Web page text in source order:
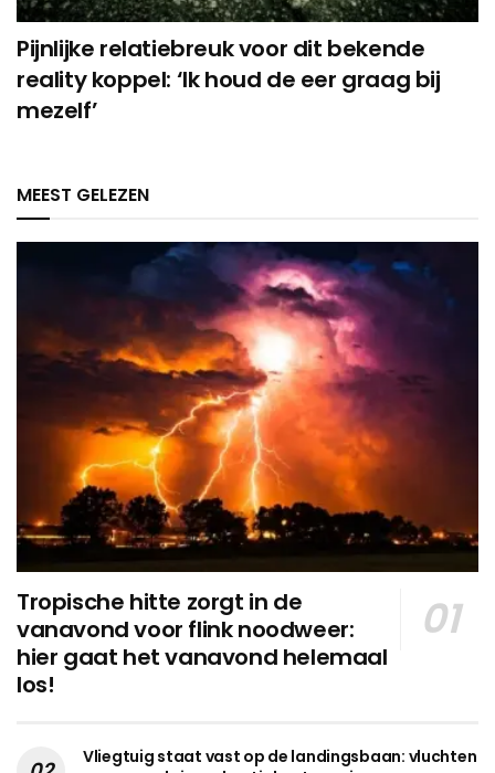
Pijnlijke relatiebreuk voor dit bekende
reality koppel: ‘Ik houd de eer graag bij
mezelf’
MEEST GELEZEN
Tropische hitte zorgt in de
vanavond voor flink noodweer:
hier gaat het vanavond helemaal
los!
Vliegtuig staat vast op de landingsbaan: vluchten